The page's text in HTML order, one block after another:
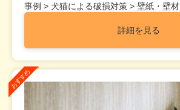
事例 > 犬猫による破損対策 > 壁紙・壁材,
詳細を見る